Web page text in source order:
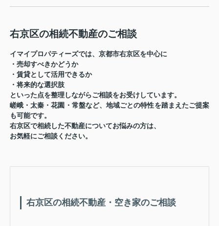
右京区の相続不動産のご相談
イマイプロパティーズでは、京都市右京区を中心に
・売却すべきかどうか
・賃貸として活用できるか
・将来的な選択肢
といった点を整理しながらご相談をお受けしています。
嵯峨・太秦・花園・常盤など、地域ごとの特性を踏まえたご提案
も可能です。
右京区で相続した不動産についてお悩みの方は、
お気軽にご相談ください。
右京区の相続不動産・空き家のご相談